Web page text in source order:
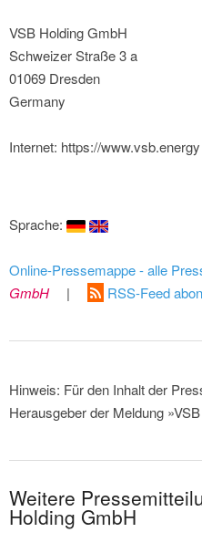
VSB Holding GmbH
Schweizer Straße 3 a
01069 Dresden
Germany
Internet: https://www.vsb.energy
Sprache:
Online-Pressemappe - alle
GmbH
| RSS-Feed
Hinweis: Für den Inhalt der
Herausgeber der Meldung
Weitere
Holding GmbH